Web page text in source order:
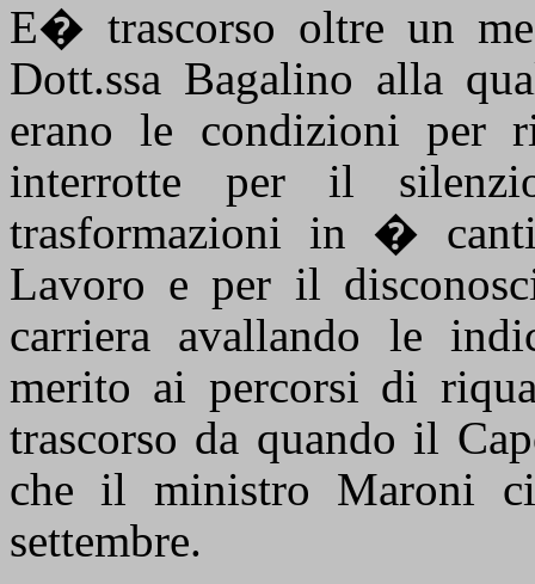
E� trascorso oltre un
Dott.ssa Bagalino alla
erano le condizioni per
interrotte per il
trasformazioni in �
Lavoro e per il
carriera avallando le
merito ai percorsi di
trascorso da quando il
che il ministro Maroni
settembre.